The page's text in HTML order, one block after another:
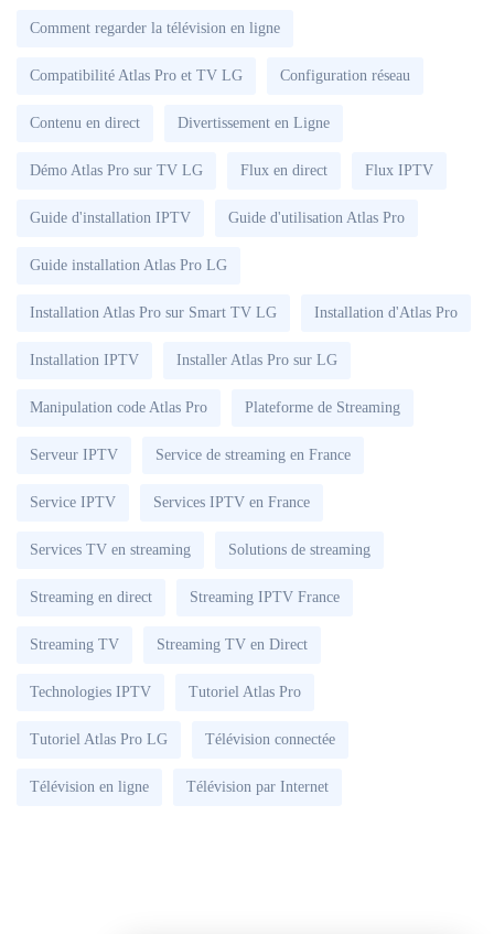
Comment regarder la télévision en ligne
Compatibilité Atlas Pro et TV LG Configuration réseau
Contenu en direct Divertissement en Ligne
Démo Atlas Pro sur TV LG Flux en direct Flux IPTV
Guide d'installation IPTV Guide d'utilisation Atlas Pro
Guide installation Atlas Pro LG
Installation Atlas Pro sur Smart TV LG Installation d'Atlas Pro
Installation IPTV Installer Atlas Pro sur LG
Manipulation code Atlas Pro Plateforme de Streaming
Serveur IPTV Service de streaming en France
Service IPTV Services IPTV en France
Services TV en streaming Solutions de streaming
Streaming en direct Streaming IPTV France
Streaming TV Streaming TV en Direct
Technologies IPTV Tutoriel Atlas Pro
Tutoriel Atlas Pro LG Télévision connectée
Télévision en ligne Télévision par Internet